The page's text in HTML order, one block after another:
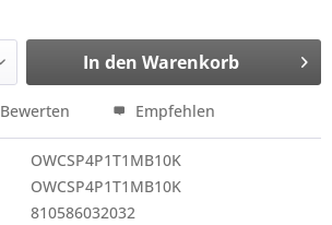
In den Warenkorb
Bewerten Empfehlen
OWCSP4P1T1MB10K
OWCSP4P1T1MB10K
810586032032